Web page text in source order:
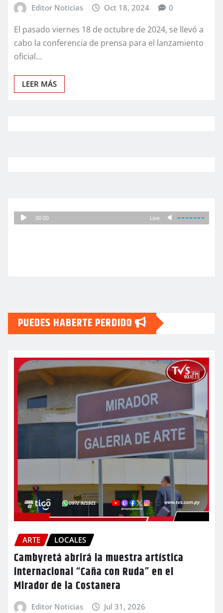
Editor Noticias Oct 18, 2024 0
El pasado viernes 18 de octubre de 2024, se llevó a
cabo la conferencia de prensa para el lanzamiento
oficial…
LEER MÁS
PUEDES HABERTE PERDIDO
ARTE LOCALES
Cambyretá abrirá la muestra artística
internacional “Caña con Ruda” en el
Mirador de la Costanera
Editor Noticias Jul 31, 2026